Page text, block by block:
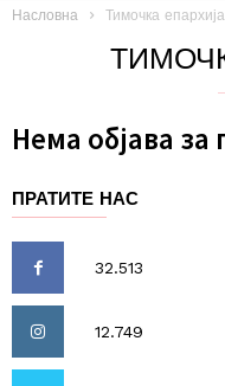
Насловна Тимочка епархија
Нема објава за
ПРАТИТЕ НАС